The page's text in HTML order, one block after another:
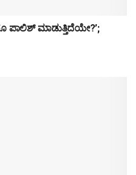
ಪಾಲಿಶ್ ಮಾಡುತ್ತಿದೆಯೇ?’;